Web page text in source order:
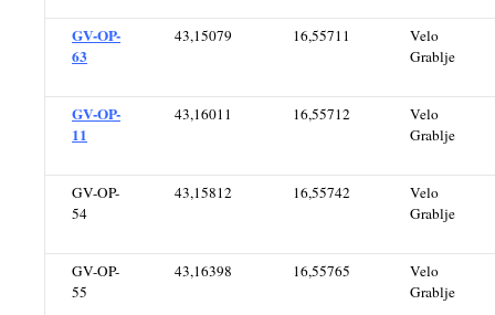
GV-OP-
63
43,15079 16,55711
Velo
Grablje
GV-OP-
11
43,16011 16,55712
Velo
Grablje
GV-OP-
54
43,15812 16,55742
Velo
Grablje
GV-OP-
55
43,16398 16,55765
Velo
Grablje